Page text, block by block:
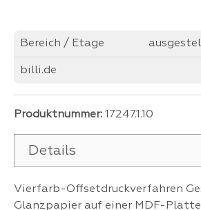
Bereich / Etage
billi.de
Produktnummer: 17247.1.10
Details
Vierfarb-Offsetdruckverfahren
Glanzpapier auf einer MDF-Platte